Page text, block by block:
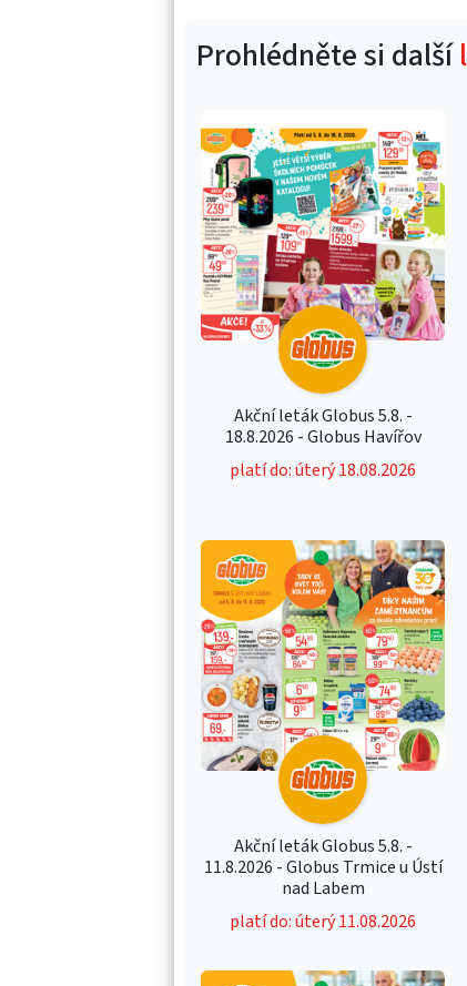
Prohlédněte si další
Akční leták Globus 5.8. -
18.8.2026 - Globus Havířov
platí do: úterý 18.08.2026
Akční leták Globus 5.8. -
11.8.2026 - Globus Trmice u Ústí
nad Labem
platí do: úterý 11.08.2026